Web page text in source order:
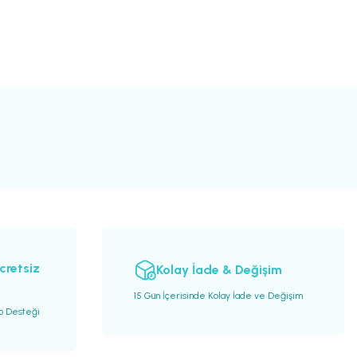
Desteği
Kolay İade & Değişim
15 Gün İçerisinde Kolay İade ve Değişim